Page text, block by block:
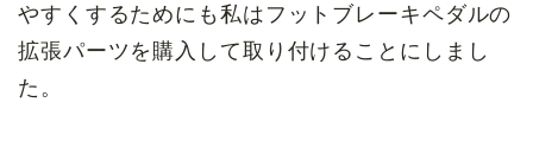
やすくするためにも私はフットブレーキペダルの
拡張パーツを購入して取り付けることにしまし
た。